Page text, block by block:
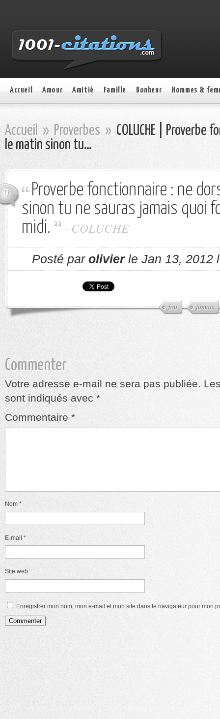
Accueil Amour Amitié Famille Bonheur Hommes &
Accueil » Proverbes » COLUCHE | Proverbe
le matin sinon tu…
0
Proverbe fonctionnaire : ne
sinon tu ne sauras jamais quoi
midi.
- COLUCHE
Posté par olivierle Jan 13, 2012
fou jamais
Commenter
Votre adresse e-mail ne sera pas publiée.
sont indiqués avec *
Commentaire *
Nom *
E-mail *
Site web
Enregistrer mon nom, mon e-mail et mon site dans le navigateur pour mon